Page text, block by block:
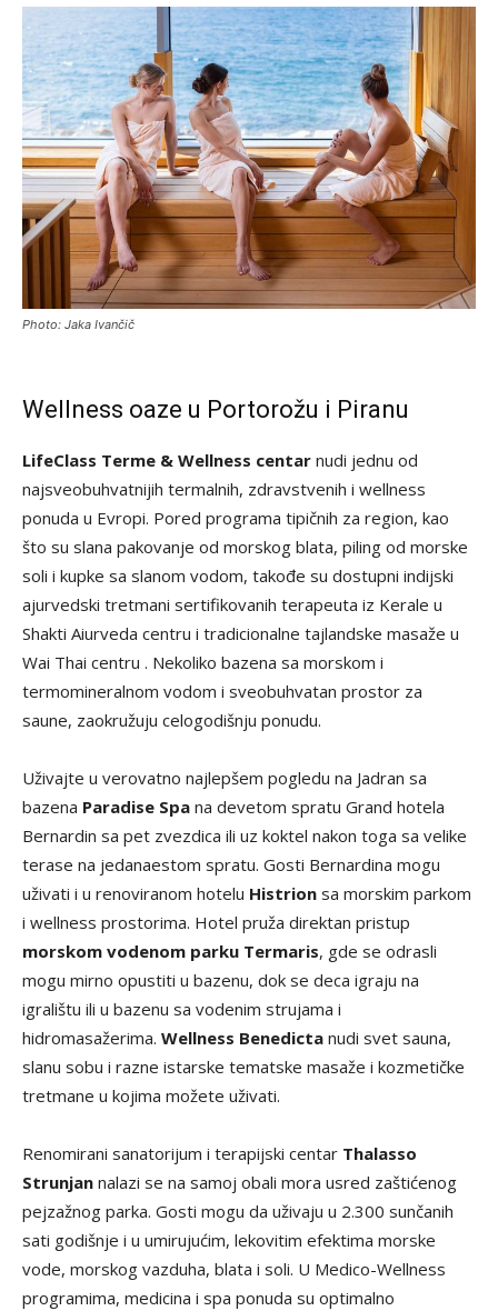
Photo: Jaka Ivančič
Wellness oaze u Portorožu i Piranu
LifeClass Terme & Wellness centar nudi jednu od
najsveobuhvatnijih termalnih, zdravstvenih i wellness
ponuda u Evropi. Pored programa tipičnih za region, kao
što su slana pakovanje od morskog blata, piling od morske
soli i kupke sa slanom vodom, takođe su dostupni indijski
ajurvedski tretmani sertifikovanih terapeuta iz Kerale u
Shakti Aiurveda centru i tradicionalne tajlandske masaže u
Wai Thai centru . Nekoliko bazena sa morskom i
termomineralnom vodom i sveobuhvatan prostor za
saune, zaokružuju celogodišnju ponudu.
Uživajte u verovatno najlepšem pogledu na Jadran sa
bazena Paradise Spa na devetom spratu Grand hotela
Bernardin sa pet zvezdica ili uz koktel nakon toga sa velike
terase na jedanaestom spratu. Gosti Bernardina mogu
uživati i u renoviranom hotelu Histrion sa morskim parkom
i wellness prostorima. Hotel pruža direktan pristup
morskom vodenom parku Termaris, gde se odrasli
mogu mirno opustiti u bazenu, dok se deca igraju na
igralištu ili u bazenu sa vodenim strujama i
hidromasažerima. Wellness Benedicta nudi svet sauna,
slanu sobu i razne istarske tematske masaže i kozmetičke
tretmane u kojima možete uživati.
Renomirani sanatorijum i terapijski centar Thalasso
Strunjan nalazi se na samoj obali mora usred zaštićenog
pejzažnog parka. Gosti mogu da uživaju u 2.300 sunčanih
sati godišnje i u umirujućim, lekovitim efektima morske
vode, morskog vazduha, blata i soli. U Medico-Wellness
programima, medicina i spa ponuda su optimalno